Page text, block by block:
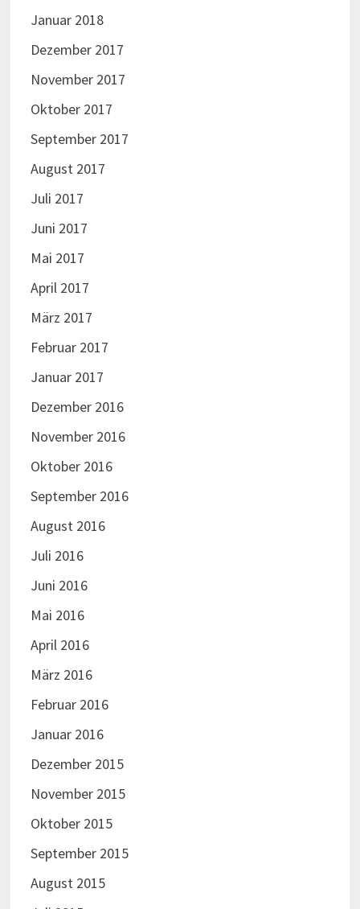
Januar 2018
Dezember 2017
November 2017
Oktober 2017
September 2017
August 2017
Juli 2017
Juni 2017
Mai 2017
April 2017
März 2017
Februar 2017
Januar 2017
Dezember 2016
November 2016
Oktober 2016
September 2016
August 2016
Juli 2016
Juni 2016
Mai 2016
April 2016
März 2016
Februar 2016
Januar 2016
Dezember 2015
November 2015
Oktober 2015
September 2015
August 2015